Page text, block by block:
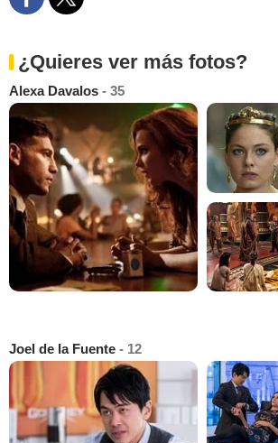
¿Quieres ver más fotos?
Alexa Davalos - 35
Joel de la Fuente - 12